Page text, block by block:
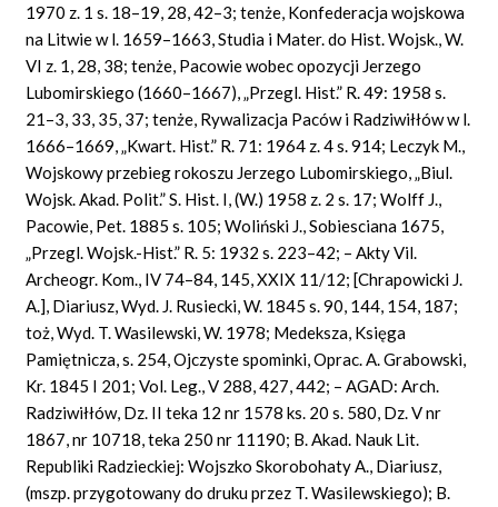
1970 z. 1 s. 18–19, 28, 42–3; tenże, Konfederacja wojskowa
na Litwie w l. 1659–1663, Studia i Mater. do Hist.Wojsk., W.
VI z. 1, 28, 38; tenże, Pacowie wobec opozycji Jerzego
Lubomirskiego (1660–1667), „Przegl. Hist.” R. 49: 1958 s.
21–3, 33, 35, 37; tenże, Rywalizacja Paców i Radziwiłłów w l.
1666–1669, „Kwart. Hist.” R. 71: 1964 z. 4 s. 914; Leczyk M.,
Wojskowy przebieg rokoszu Jerzego Lubomirskiego, „Biul.
Wojsk. Akad. Polit.” S. Hist. I, (W.) 1958 z. 2 s. 17; Wolff J.,
Pacowie, Pet. 1885 s. 105; Woliński J., Sobiesciana 1675,
„Przegl. Wojsk.-Hist.” R. 5: 1932 s. 223–42; – AktyVil.
Archeogr. Kom., IV 74–84, 145, XXIX 11/12; [Chrapowicki J.
A.], Diariusz, Wyd. J. Rusiecki, W. 1845 s. 90, 144, 154, 187;
toż, Wyd. T. Wasilewski, W. 1978; Medeksza, Księga
Pamiętnicza, s. 254, Ojczyste spominki, Oprac. A. Grabowski,
Kr. 1845 I 201;Vol. Leg.,V 288, 427, 442; – AGAD:Arch.
Radziwiłłów, Dz. II teka 12 nr 1578 ks. 20 s. 580, Dz. V nr
1867, nr 10718, teka 250 nr 11190; B. Akad. Nauk Lit.
Republiki Radzieckiej: Wojszko Skorobohaty A., Diariusz,
(mszp. przygotowany do druku przez T. Wasilewskiego); B.